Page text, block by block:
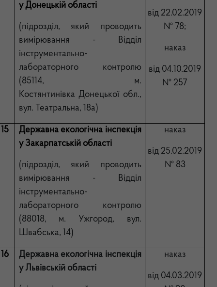
у Донецькій області
(підрозділ, який проводить
вимірювання - Відділ
інструментально-
лабораторного контролю
(85114, м.
Костянтинівка Донецької обл.,
вул. Театральна, 18а)
від 22.02.2019
№ 78;
наказ
від 04.10.2019
№ 257
15
Державна екологічна інспекція
у Закарпатській області
(підрозділ, який проводить
вимірювання - Відділ
інструментально-
лабораторного контролю
(88018, м. Ужгород, вул.
Швабська, 14)
наказ
від 25.02.2019
№ 83
16
Державна екологічна інспекція
у Львівській області
наказ
від 04.03.2019